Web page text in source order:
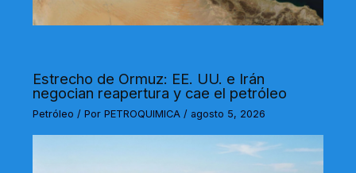
Estrecho de Ormuz: EE. UU. e Irán
negocian reapertura y cae el petróleo
Petróleo / PorPETROQUIMICA/ agosto 5, 2026